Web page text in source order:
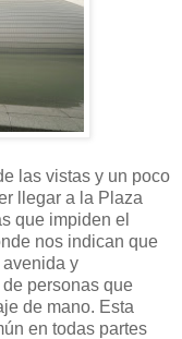
las vistas y un poco
llegar a la Plaza
que impiden el
nos indican que
y
personas que
de mano. Esta
en todas partes